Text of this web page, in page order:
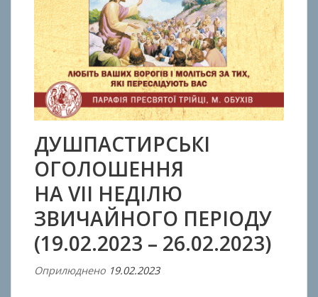
ДУШПАСТИРСЬКІ
ОГОЛОШЕННЯ
НA VII НЕДІЛЮ
ЗВИЧАЙНОГО ПЕРІОДУ
(19.02.2023 – 26.02.2023)
Оприлюднено 19.02.2023В